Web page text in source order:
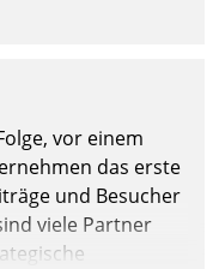
vor einem
das erste
und Besucher
viele Partner